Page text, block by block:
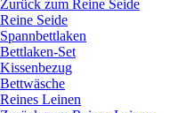
Zurück zum Reine Seide
Reine Seide
Spannbettlaken
Bettlaken-Set
Kissenbezug
Bettwäsche
Reines Leinen